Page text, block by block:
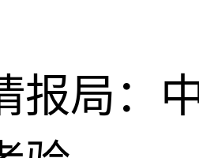
报局：